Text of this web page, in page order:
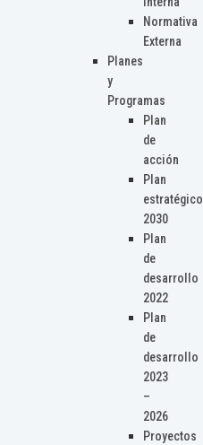
Normativa
Externa
Planes
y
Programas
Plan
de
acción
Plan
estratégico
2030
Plan
de
desarrollo
2022
Plan
de
desarrollo
2023
–
2026
Proyectos